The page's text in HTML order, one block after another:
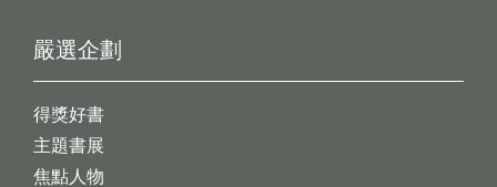
嚴選企劃
得獎好書
主題書展
焦點人物